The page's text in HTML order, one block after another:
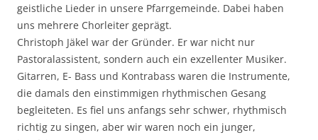
geistliche Lieder in unsere Pfarrgemeinde. Dabei haben
uns mehrere Chorleiter geprägt.
Christoph Jäkel war der Gründer. Er war nicht nur
Pastoralassistent, sondern auch ein exzellenter Musiker.
Gitarren, E- Bass und Kontrabass waren die Instrumente,
die damals den einstimmigen rhythmischen Gesang
begleiteten. Es fiel uns anfangs sehr schwer, rhythmisch
richtig zu singen, aber wir waren noch ein junger,